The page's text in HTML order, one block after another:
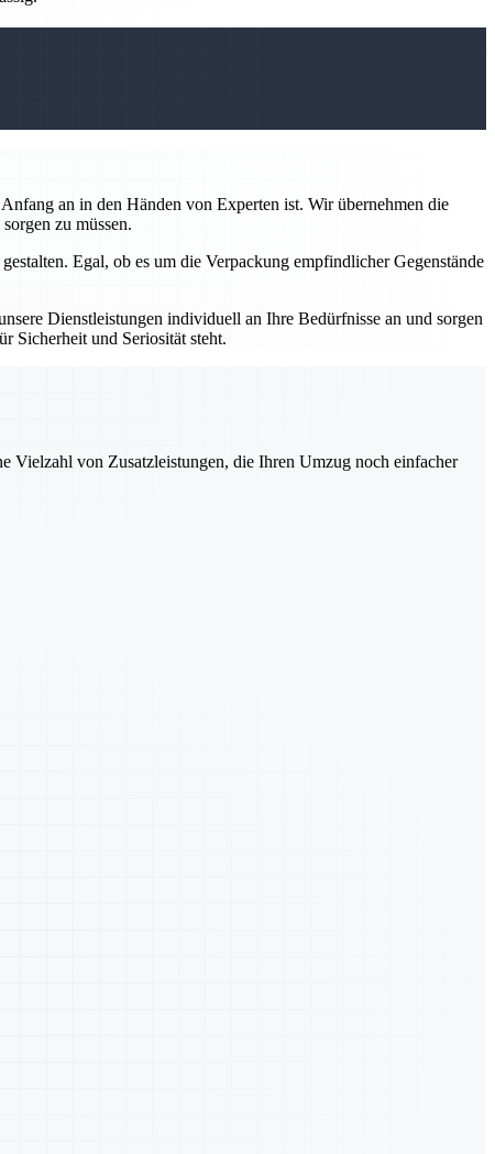
an in den Händen von Experten ist. Wir übernehmen die
zu müssen.
Egal, ob es um die Verpackung empfindlicher Gegenstände
Dienstleistungen individuell an Ihre Bedürfnisse an und sorgen
Sicherheit und Seriosität steht.
Vielzahl von Zusatzleistungen, die Ihren Umzug noch einfacher